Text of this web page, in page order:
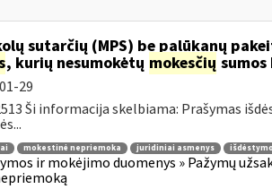
sutarčių (MPS) be palūkanų
, kurių nesumokėtų mokesčių
29
Ši informacija skelbiama: Prašymas
mokestinė nepriemoka juridiniai asmenys
ir mokėjimo duomenys » Pažymų